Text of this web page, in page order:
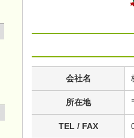
会社名
所在地
TEL / FAX